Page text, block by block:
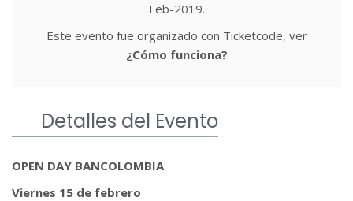
Feb-2019.
Este evento fue organizado con Ticketcode, ver
¿Cómo funciona?
Detalles del Evento
OPEN DAY BANCOLOMBIA
Viernes 15 de febrero